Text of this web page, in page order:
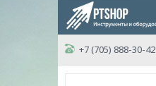
+7 (705) 888-30-42